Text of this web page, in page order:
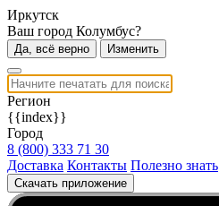
Иркутск
Ваш город Колумбус?
Да, всё верно Изменить
Регион
{{index}}
Город
8 (800) 333 71 30
Доставка Контакты Полезно знать
Скачать приложение